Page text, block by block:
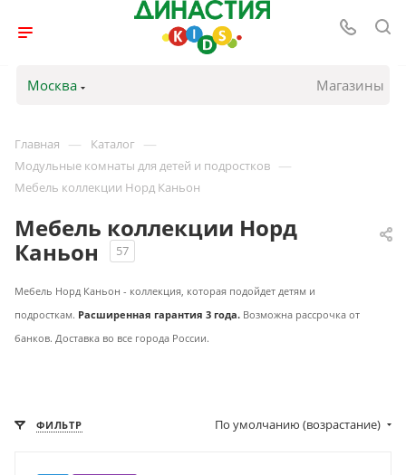
Москва Магазины
Главная — Каталог —
Модульные комнаты для детей и подростков —
Мебель коллекции Норд Каньон
Мебель коллекции Норд
Каньон
57
Мебель Норд Каньон - коллекция, которая подойдет детям и
подросткам. Расширенная гарантия 3 года. Возможна рассрочка от
банков. Доставка во все города России.
ФИЛЬТР По умолчанию (возрастание)